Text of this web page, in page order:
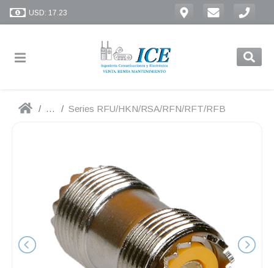
USD: 17.23
... Series RFU/HKN/RSA/RFN/RFT/RFB